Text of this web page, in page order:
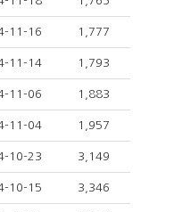
11-16 1,777
11-14 1,793
11-06 1,883
11-04 1,957
10-23 3,149
10-15 3,346